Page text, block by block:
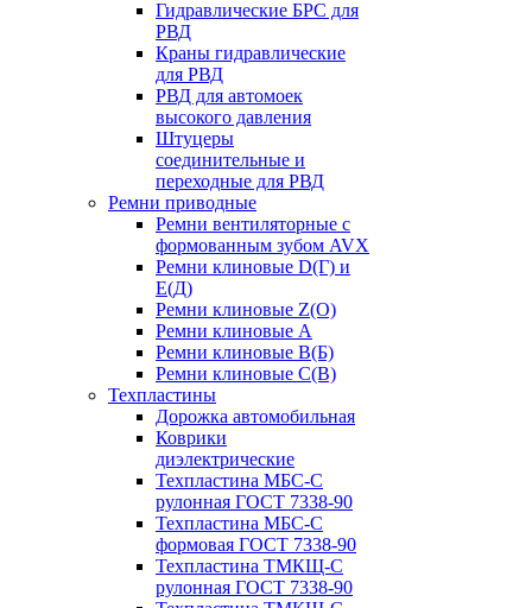
Гидравлические БРС для
РВД
Краны гидравлические
для РВД
РВД для автомоек
высокого давления
Штуцеры
соединительные и
переходные для РВД
Ремни приводные
Ремни вентиляторные с
формованным зубом AVX
Ремни клиновые D(Г) и
Е(Д)
Ремни клиновые Z(О)
Ремни клиновые А
Ремни клиновые В(Б)
Ремни клиновые С(В)
Техпластины
Дорожка автомобильная
Коврики
диэлектрические
Техпластина МБС-С
рулонная ГОСТ 7338-90
Техпластина МБС-С
формовая ГОСТ 7338-90
Техпластина ТМКЩ-С
рулонная ГОСТ 7338-90